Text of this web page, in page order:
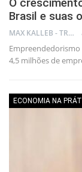
Brasil e suas
MAX KALLEB - TRADER
Empreendedorismo
4,5 milhões de
ECONOMIA NA